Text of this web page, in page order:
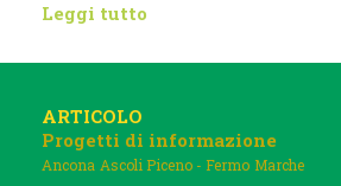
Leggi tutto
ARTICOLO
Progetti di informazione
Ancona Ascoli Piceno - Fermo Marche